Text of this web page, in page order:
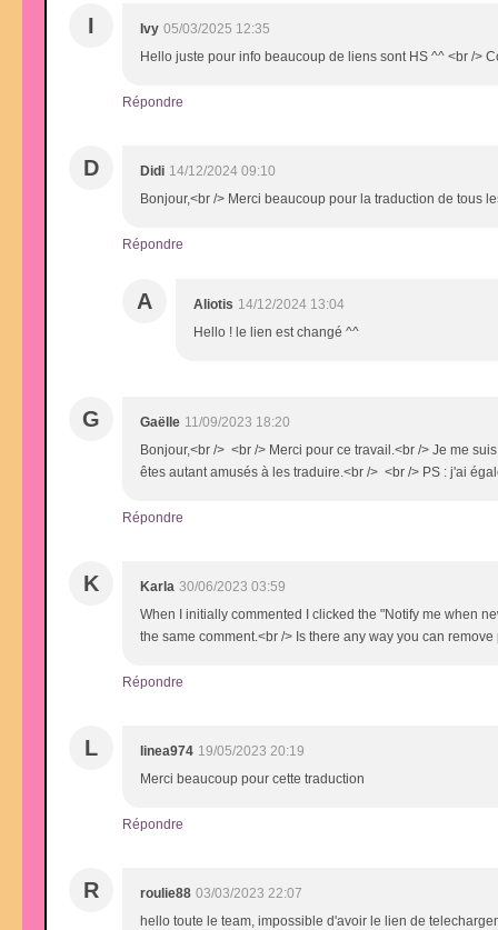
I Ivy 05/03/2025 12:35
Hello juste pour info beaucoup de liens sont HS ^^ <br />
Répondre
D Didi 14/12/2024 09:10
Bonjour,<br /> Merci beaucoup pour la traduction de tous
Répondre
A Aliotis 14/12/2024 13:04
Hello ! le lien est changé ^^
G Gaëlle 11/09/2023 18:20
Bonjour,<br /> <br /> Merci pour ce travail.<br /> Je me
êtes autant amusés à les traduire.<br /> <br /> PS : j'ai
Répondre
K Karla 30/06/2023 03:59
When I initially commented I clicked the "Notify me when
the same comment.<br /> Is there any way you can
Répondre
L linea974 19/05/2023 20:19
Merci beaucoup pour cette traduction
Répondre
R roulie88 03/03/2023 22:07
hello toute le team, impossible d'avoir le lien de